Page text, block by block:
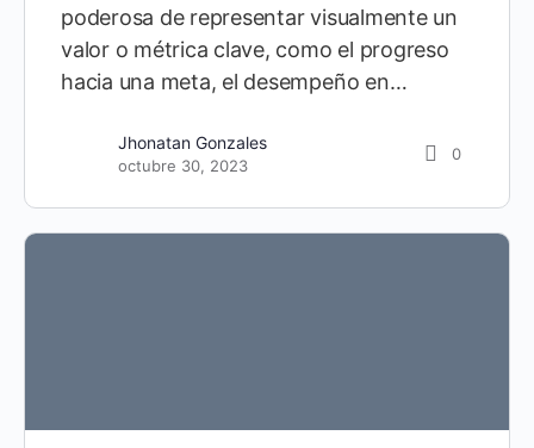
poderosa de representar visualmente un
valor o métrica clave, como el progreso
hacia una meta, el desempeño en…
Jhonatan Gonzales
octubre 30, 2023
0